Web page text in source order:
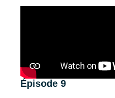
Épisode 9